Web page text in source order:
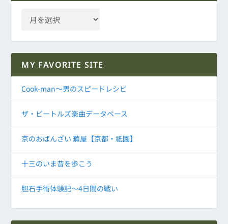
MY FAVORITE SITE
Cook-man～男のスピードレシピ
ザ・ビートルズ楽曲データベース
京のおばんざい 蕪屋【京都・祇園】
十三のいま昔を歩こう
胆石手術体験記～4日間の戦い